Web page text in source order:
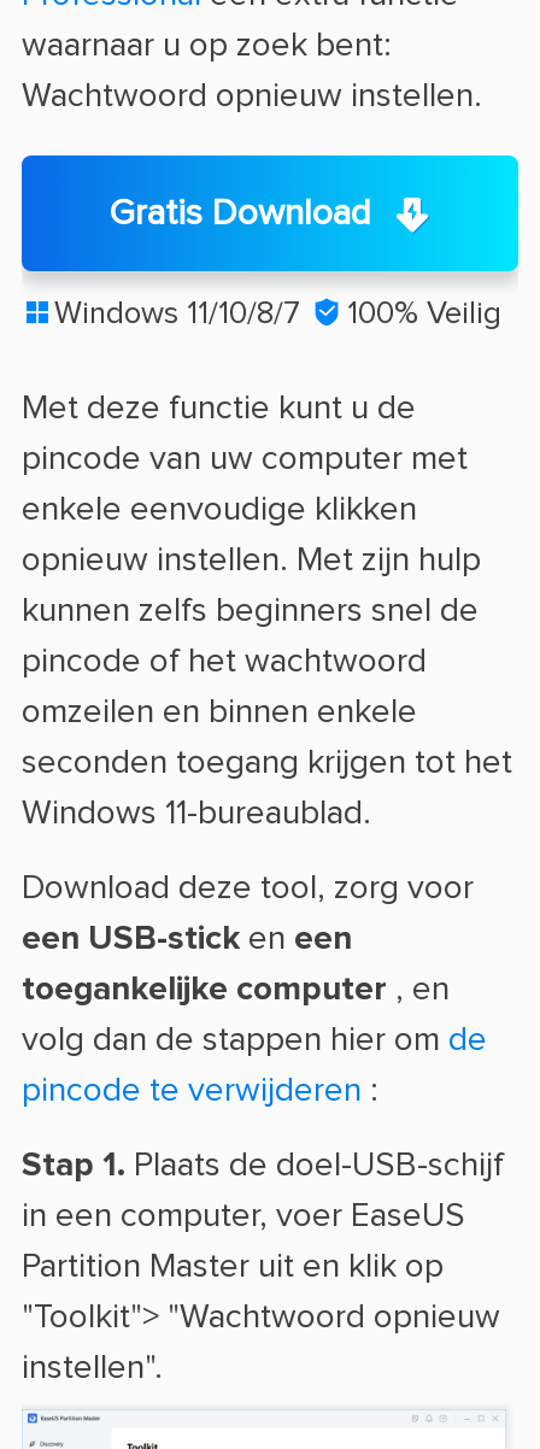
waarnaar u op zoek bent:
Wachtwoord opnieuw instellen.
Gratis Download
 Windows 11/10/8/7  100% Veilig
Met deze functie kunt u de
pincode van uw computer met
enkele eenvoudige klikken
opnieuw instellen. Met zijn hulp
kunnen zelfs beginners snel de
pincode of het wachtwoord
omzeilen en binnen enkele
seconden toegang krijgen tot het
Windows 11-bureaublad.
Download deze tool, zorg voor
een USB-sticken een
toegankelijke computer , en
volg dan de stappen hier om de
pincode te verwijderen :
Stap 1. Plaats de doel-USB-schijf
in een computer, voer EaseUS
Partition Master uit en klik op
"Toolkit"> "Wachtwoord opnieuw
instellen".